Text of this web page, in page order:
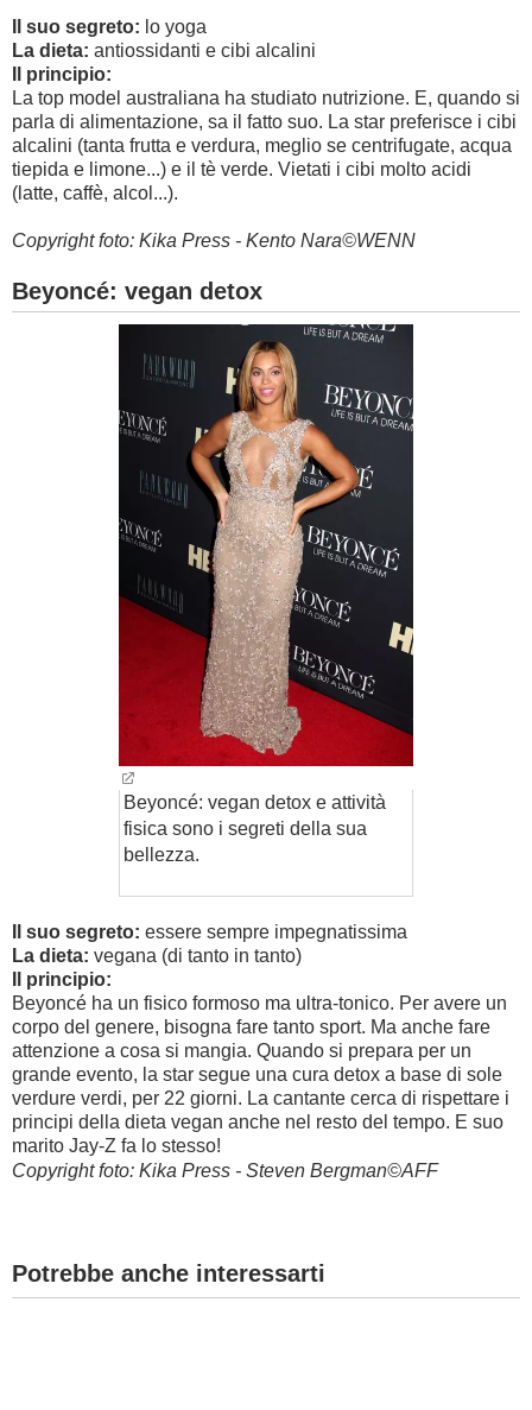
Il suo segreto: lo yoga
La dieta: antiossidanti e cibi alcalini
Il principio:
La top model australiana ha studiato nutrizione. E, quando si
parla di alimentazione, sa il fatto suo. La star preferisce i cibi
alcalini (tanta frutta e verdura, meglio se centrifugate, acqua
tiepida e limone...) e il tè verde. Vietati i cibi molto acidi
(latte, caffè, alcol...).
Copyright foto: Kika Press - Kento Nara©WENN
Beyoncé: vegan detox
Beyoncé: vegan detox e attività
fisica sono i segreti della sua
bellezza.
Il suo segreto: essere sempre impegnatissima
La dieta: vegana (di tanto in tanto)
Il principio:
Beyoncé ha un fisico formoso ma ultra-tonico. Per avere un
corpo del genere, bisogna fare tanto sport. Ma anche fare
attenzione a cosa si mangia. Quando si prepara per un
grande evento, la star segue una cura detox a base di sole
verdure verdi, per 22 giorni. La cantante cerca di rispettare i
principi della dieta vegan anche nel resto del tempo. E suo
marito Jay-Z fa lo stesso!
Copyright foto: Kika Press - Steven Bergman©AFF
Potrebbe anche interessarti